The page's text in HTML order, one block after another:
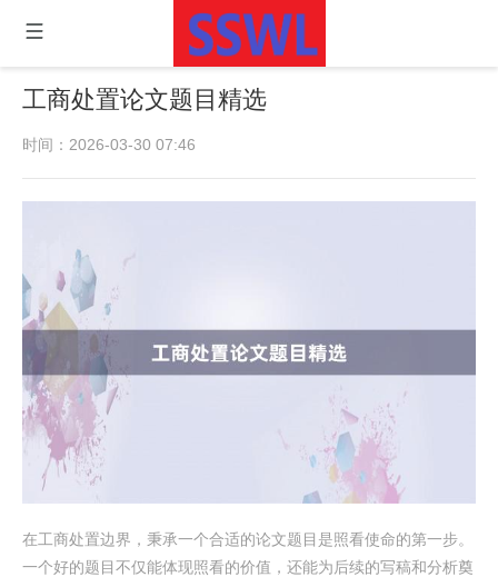
工商处置论文题目精选
时间：2026-03-30 07:46
在工商处置边界，秉承一个合适的论文题目是照看使命的第一步。
一个好的题目不仅能体现照看的价值，还能为后续的写稿和分析奠